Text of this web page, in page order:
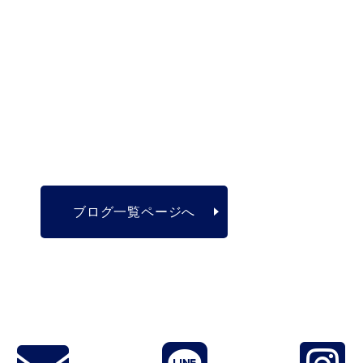
ブログ一覧ページへ